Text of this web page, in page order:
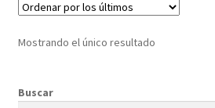
Mostrando el único resultado
Buscar